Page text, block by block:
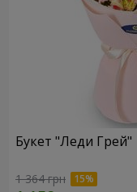
Букет "Леди Грей"
1 364 грн